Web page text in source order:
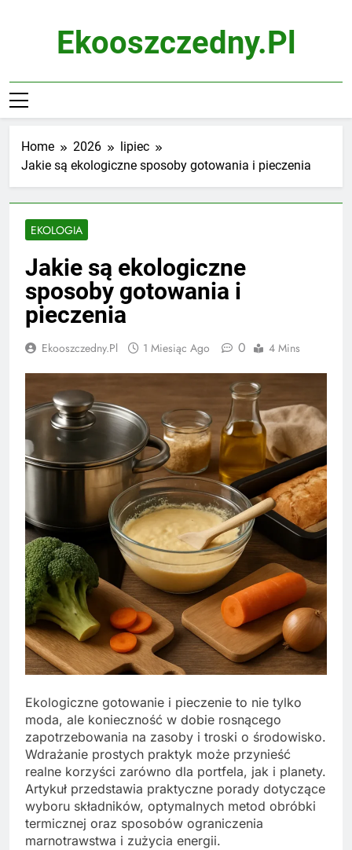
Ekooszczedny.pl
Home 2026
lipiec
Jakie są ekologiczne sposoby gotowania i pieczenia
EKOLOGIA
Jakie są ekologiczne
sposoby gotowania i
pieczenia
Ekooszczedny.pl 1 Miesiąc Ago 0 4 Mins
Ekologiczne gotowanie i pieczenie to nie tylko
moda, ale konieczność w dobie rosnącego
zapotrzebowania na zasoby i troski o środowisko.
Wdrażanie prostych praktyk może przynieść
realne korzyści zarówno dla portfela, jak i planety.
Artykuł przedstawia praktyczne porady dotyczące
wyboru składników, optymalnych metod obróbki
termicznej oraz sposobów ograniczenia
marnotrawstwa i zużycia energii.